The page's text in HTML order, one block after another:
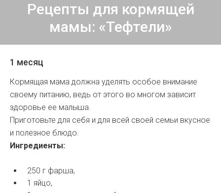
Рецепты для кормящей
мамы: «Тефтели»
1 месяц
Кормящая мама должна уделять особое внимание
своему питанию, ведь от этого во многом зависит
здоровье ее малыша.
Приготовьте для себя и для всей своей семьи вкусное
и полезное блюдо.
Ингредиенты:
250 г фарша,
1 яйцо,